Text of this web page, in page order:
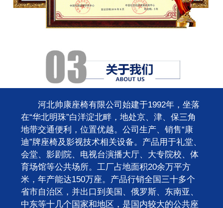
河北帅康座椅有限公司始建于1992年，坐落
在“华北明珠”白洋淀北畔，地处京、津、保三角
地带交通便利，位置优越。公司生产、销售“康
迪”牌座椅及影视技术相关设备。产品用于礼堂、
会堂、影剧院、电视台演播大厅、大专院校、体
育场馆等公共场所。工厂占地面积20余万平方
米，年产能达150万座。产品行销全国三十多个
省市自治区，并出口到美国、俄罗斯、东南亚、
中东等十几个国家和地区，是国内较大的公共座